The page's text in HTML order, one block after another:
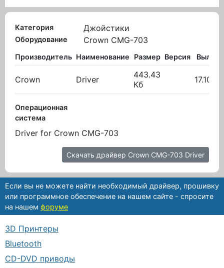
Категория Джойстики
Оборудование Crown CMG-703
Производитель Наименование Размер Версия
Crown Driver
443.43
Кб
Операционная
система
Driver for Crown CMG-703
Скачать драйвер Crown CMG-703 Driver
Если вы не можете найти необходимый драйвер, прошивку
или программное обеспечение на нашем сайте - спросите
на нашем форуме
3D Принтеры
Bluetooth
CD-DVD приводы